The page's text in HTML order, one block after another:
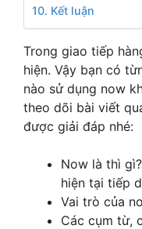
10. Kết luận
Trong giao tiếp
hiện. Vậy bạn có
nào sử dụng now
theo dõi bài viết
được giải đáp nhé:
Now là thì
hiện tại tiếp
Vai trò của
Các cụm từ,